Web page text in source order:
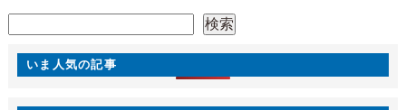
検索
いま人気の記事